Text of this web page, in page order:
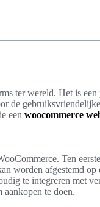
ter wereld. Het is
de
een woocommerce
Ten
worden afgestemd op
te integreren met
te doen.